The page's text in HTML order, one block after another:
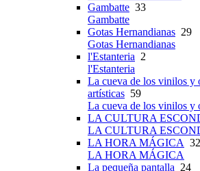
Gambatte 33
Gambatte
Gotas Hernandianas 29
Gotas Hernandianas
l'Estanteria 2
l'Estanteria
La cueva de los vinilos y
artísticas 59
La cueva de los vinilos y
LA CULTURA
LA CULTURA
LA HORA MÁGICA 32
LA HORA MÁGICA
La pequeña pantalla 24